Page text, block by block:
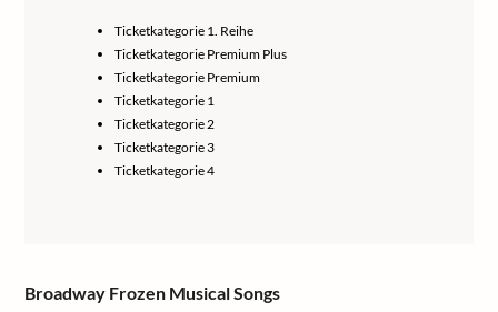
Ticketkategorie 1. Reihe
Ticketkategorie Premium Plus
Ticketkategorie Premium
Ticketkategorie 1
Ticketkategorie 2
Ticketkategorie 3
Ticketkategorie 4
Broadway Frozen Musical Songs